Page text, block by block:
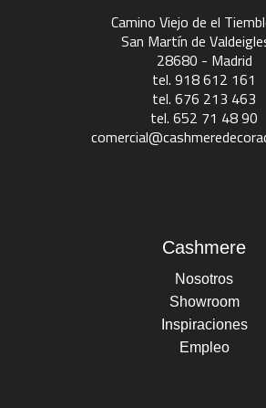
Camino Viejo de el
San Martín de
28680 - Madrid
tel. 918 612 161
tel. 676 213 463
tel. 652 71 48 90
Cashmere
Nosotros
Showroom
Inspiraciones
Empleo